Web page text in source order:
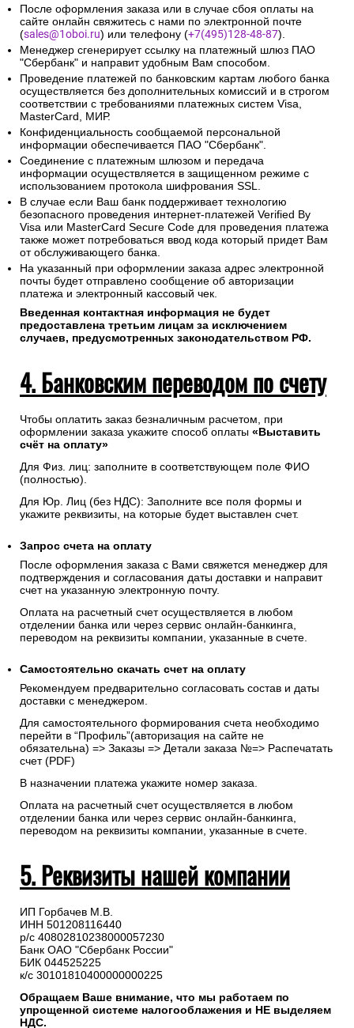
После оформления заказа или в случае сбоя оплаты на
сайте онлайн свяжитесь с нами по электронной почте
(sales@1oboi.ru) или телефону (+7(495)128-48-87).
Менеджер сгенерирует ссылку на платежный шлюз ПАО
"Сбербанк" и направит удобным Вам способом.
Проведение платежей по банковским картам любого банка
осуществляется без дополнительных комиссий и в строгом
соответствии с требованиями платежных систем Visa,
MasterCard, МИР.
Конфиденциальность сообщаемой персональной
информации обеспечивается ПАО "Сбербанк".
Соединение с платежным шлюзом и передача
информации осуществляется в защищенном режиме с
использованием протокола шифрования SSL.
В случае если Ваш банк поддерживает технологию
безопасного проведения интернет-платежей Verified By
Visa или MasterCard Secure Code для проведения платежа
также может потребоваться ввод кода который придет Вам
от обслуживающего банка.
На указанный при оформлении заказа адрес электронной
почты будет отправлено сообщение об авторизации
платежа и электронный кассовый чек.
Введенная контактная информация не будет
предоставлена третьим лицам за исключением
случаев, предусмотренных законодательством РФ.
4. Банковским переводом по счету
Чтобы оплатить заказ безналичным расчетом, при
оформлении заказа укажите способ оплаты «Выставить
счёт на оплату»
Для Физ. лиц: заполните в соответствующем поле ФИО
(полностью).
Для Юр. Лиц (без НДС): Заполните все поля формы и
укажите реквизиты, на которые будет выставлен счет.
Запрос счета на оплату
После оформления заказа с Вами свяжется менеджер для
подтверждения и согласования даты доставки и направит
счет на указанную электронную почту.
Оплата на расчетный счет осуществляется в любом
отделении банка или через сервис онлайн-банкинга,
переводом на реквизиты компании, указанные в счете.
Самостоятельно скачать счет на оплату
Рекомендуем предварительно согласовать состав и даты
доставки с менеджером.
Для самостоятельного формирования счета необходимо
перейти в “Профиль”(авторизация на сайте не
обязательна) => Заказы => Детали заказа №=> Распечатать
счет (PDF)
В назначении платежа укажите номер заказа.
Оплата на расчетный счет осуществляется в любом
отделении банка или через сервис онлайн-банкинга,
переводом на реквизиты компании, указанные в счете.
5. Реквизиты нашей компании
ИП Горбачев М.В.
ИНН 501208116440
р/с 40802810238000057230
Банк ОАО "Сбербанк России"
БИК 044525225
к/с 30101810400000000225
Обращаем Ваше внимание, что мы работаем по
упрощенной системе налогооблажения и НЕ выделяем
НДС.